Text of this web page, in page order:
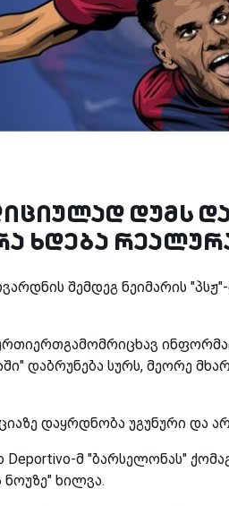
დუმს
ხდება
შემდეგ ნეიმარის
დაბრუნება სურს, მეორე
დაყრდნობა უგუნური და
Deportivo-მ "ბარსელონას"
ნოუზე" ხილვა.